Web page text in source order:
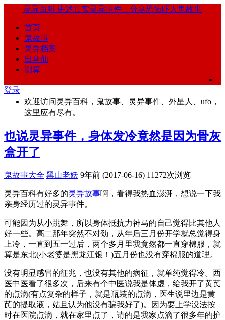
灵异百科 讲述真实灵异事件，分享恐怖吓人鬼故事
首页
鬼故事
灵异档案
出马仙
测算
登录
欢迎访问灵异百科，鬼故事、灵异事件、外星人、ufo，
这里应有尽有。
也说灵异事件，身体发冷竟然是因为骨灰
盒开了
鬼故事大全 黑山老妖 9年前 (2017-06-16) 11272次浏览
灵异百科有好多的灵异故事啊，看得我热血澎湃，想说一下我
亲身经历过的灵异事件。
可能因为从小跳舞，所以身体抵抗力神马的自己觉得比其他人
好一些。高二那年突然不对劲，从年后三月份开学就总觉得身
上冷，一直到五一过后，两个多月里我竟然都一直穿棉服，就
算是东北(小老婆是黑龙江银！)五月份也没有穿棉服的道理。
没有明显感冒的征兆，也没有其他的病征，就单纯觉得冷。西
医中医看了很多次，后来有个中医说我是体虚，给我开了黄芪
的点滴(有点复杂的样子，就是瓶装的点滴，医生说里边是黄
芪的提取液，姑且认为他没有骗我好了)。因为要上学没法按
时在医院点滴，就在家里点了，请的是我家点滴了很多年的护